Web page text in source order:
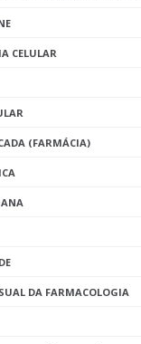
CELULAR
(FARMÁCIA)
DA FARMACOLOGIA